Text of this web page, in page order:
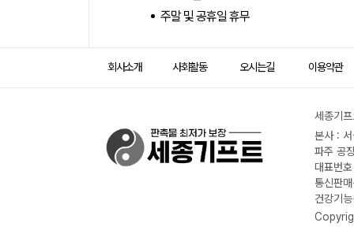
주말 및 공휴일 휴무
회사소개 사회활동 오시는길 이용약관
세종기
본사 :
파주 공
대표번
통신판
건강기